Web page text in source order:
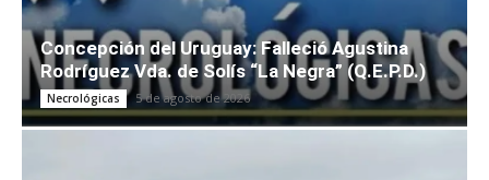
Concepción del Uruguay: Falleció Agustina
Rodríguez Vda. de Solís “La Negra” (Q.E.P.D.)
Necrológicas 5 de agosto de 2026